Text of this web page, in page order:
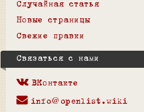
Случайная статья
Новые страницы
Свежие правки
Связаться с нами
ВКонтакте
info@openlist.wiki